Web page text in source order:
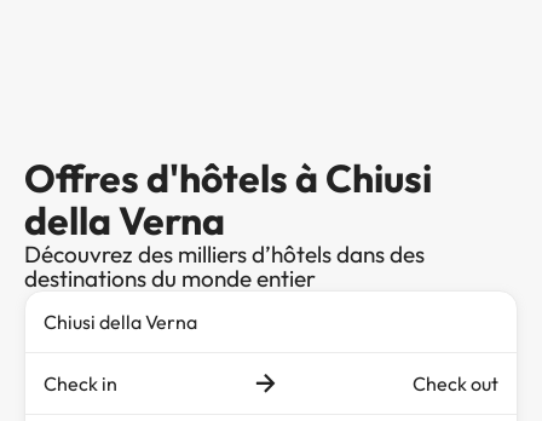
Offres d'hôtels à Chiusi
della Verna
Découvrez des milliers d’hôtels dans des
destinations du monde entier
Check in Check out